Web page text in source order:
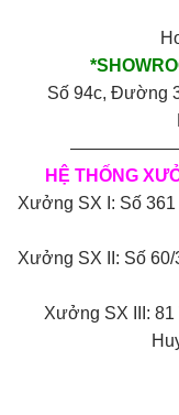
Số 94c, Đường
HỆ THỐNG
Xưởng SX I: Số
Xưởng SX II: Số
Xưởng SX III: